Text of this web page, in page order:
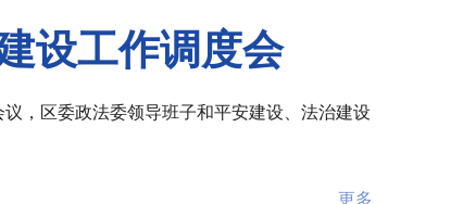
设工作调度会
，区委政法委领导班子和平安建设、法治建设
更多